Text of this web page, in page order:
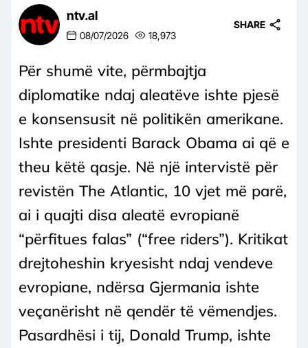
ntv.al
08/07/2026 18,973
SHARE
Për shumë vite, përmbajtja
diplomatike ndaj aleatëve ishte pjesë
e konsensusit në politikën amerikane.
Ishte presidenti Barack Obama ai që e
theu këtë qasje. Në një intervistë për
revistën The Atlantic, 10 vjet më parë,
ai i quajti disa aleatë evropianë
“përfitues falas” (“free riders”). Kritikat
drejtoheshin kryesisht ndaj vendeve
evropiane, ndërsa Gjermania ishte
veçanërisht në qendër të vëmendjes.
Pasardhësi i tij, Donald Trump, ishte